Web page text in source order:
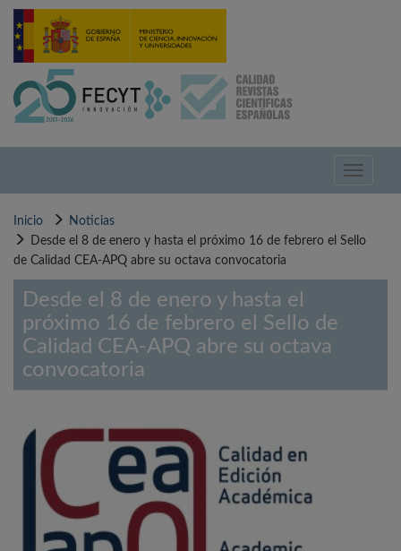
Pasar
contenido
Toggle
Inicio
Noticias
Desde el 8 de enero y hasta el próximo 16 de febrero el Sello
de Calidad CEA-APQ abre su octava convocatoria
Desde el 8 de enero y hasta el
próximo 16 de febrero el Sello de
Calidad CEA-APQ abre su octava
convocatoria